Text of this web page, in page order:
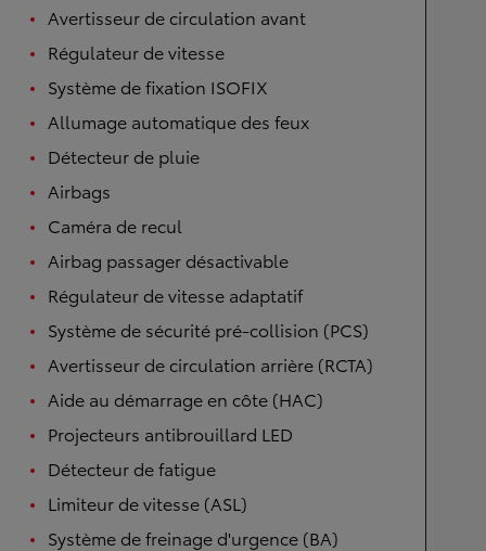
Avertisseur de circulation avant
Régulateur de vitesse
Système de fixation ISOFIX
Allumage automatique des feux
Détecteur de pluie
Airbags
Caméra de recul
Airbag passager désactivable
Régulateur de vitesse adaptatif
Système de sécurité pré-collision (PCS)
Avertisseur de circulation arrière (RCTA)
Aide au démarrage en côte (HAC)
Projecteurs antibrouillard LED
Détecteur de fatigue
Limiteur de vitesse (ASL)
Système de freinage d'urgence (BA)